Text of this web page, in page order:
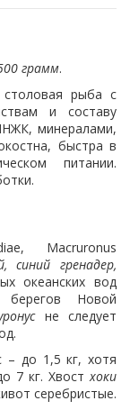
грамм.
рыба с
и составу
минералами,
быстра в
питании.
Macruronus
синий гренадер,
океанских вод
Новой
не следует
до 1,5 кг, хотя
7 кг. Хвостхоки
серебристые.